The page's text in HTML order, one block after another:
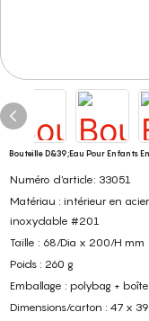
Bouteille D&39;eau Pour Enfants
Numéro d'article: 33051
Matériau : intérieur en
inoxydable #201
Taille : 68/Dia x 200/H mm
Poids : 260 g
Emballage : polybag +
Dimensions/carton : 47 x